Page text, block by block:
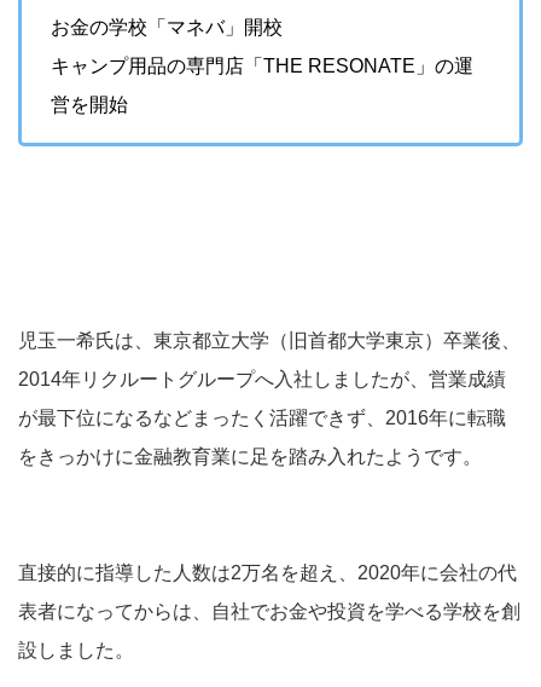
お金の学校「マネバ」開校
キャンプ用品の専門店「THE RESONATE」の運
営を開始
児玉一希氏は、東京都立大学（旧首都大学東京）卒業後、
2014年リクルートグループへ入社しましたが、営業成績
が最下位になるなどまったく活躍できず、2016年に転職
をきっかけに金融教育業に足を踏み入れたようです。
直接的に指導した人数は2万名を超え、2020年に会社の代
表者になってからは、自社でお金や投資を学べる学校を創
設しました。